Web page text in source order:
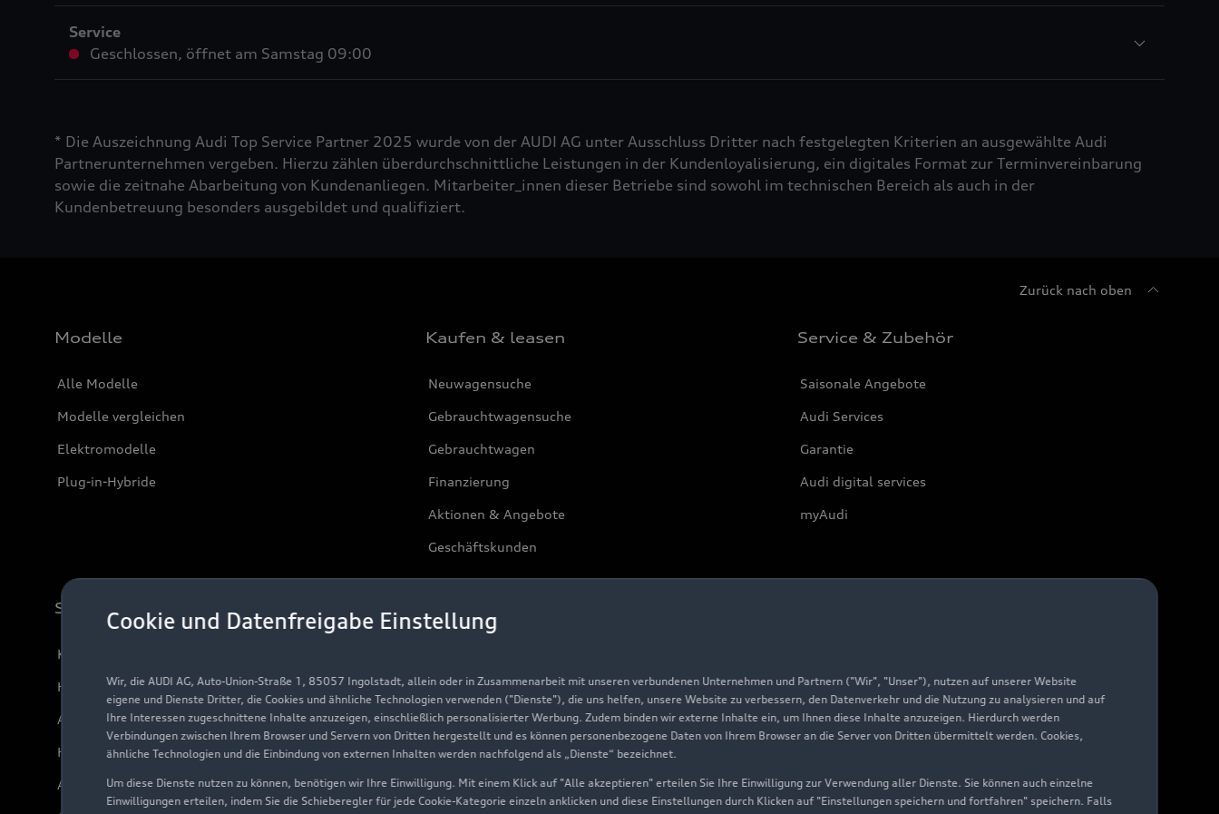
Cookie und Datenfreigabe Einstellung
Wir, die AUDI AG, Auto-Union-Straße 1, 85057 Ingolstadt, allein oder in Zusammenarbeit mit unseren verbundenen Unternehmen und Partnern ("Wir", "Unser"), nutzen auf unserer Website
eigene und Dienste Dritter, die Cookies und ähnliche Technologien verwenden ("Dienste"), die uns helfen, unsere Website zu verbessern, den Datenverkehr und die Nutzung zu analysieren und auf
Ihre Interessen zugeschnittene Inhalte anzuzeigen, einschließlich personalisierter Werbung. Zudem binden wir externe Inhalte ein, um Ihnen diese Inhalte anzuzeigen. Hierdurch werden
Verbindungen zwischen Ihrem Browser und Servern von Dritten hergestellt und es können personenbezogene Daten von Ihrem Browser an die Server von Dritten übermittelt werden. Cookies,
ähnliche Technologien und die Einbindung von externen Inhalten werden nachfolgend als „Dienste“ bezeichnet.
Um diese Dienste nutzen zu können, benötigen wir Ihre Einwilligung. Mit einem Klick auf "Alle akzeptieren" erteilen Sie Ihre Einwilligung zur Verwendung aller Dienste. Sie können auch einzelne
Einwilligungen erteilen, indem Sie die Schieberegler für jede Cookie-Kategorie einzeln anklicken und diese Einstellungen durch Klicken auf "Einstellungen speichern und fortfahren" speichern. Falls
Service
Geschlossen, öffnet am Samstag 09:00
* Die Auszeichnung Audi Top Service Partner 2025 wurde von der AUDI AG unter Ausschluss Dritter nach festgelegten Kriterien an ausgewählte Audi
Partnerunternehmen vergeben. Hierzu zählen überdurchschnittliche Leistungen in der Kundenloyalisierung, ein digitales Format zur Terminvereinbarung
sowie die zeitnahe Abarbeitung von Kundenanliegen. Mitarbeiter_innen dieser Betriebe sind sowohl im technischen Bereich als auch in der
Kundenbetreuung besonders ausgebildet und qualifiziert.
Zurück nach oben
Modelle
Alle Modelle
Modelle vergleichen
Elektromodelle
Plug-in-Hybride
Kaufen & leasen
Neuwagensuche
Gebrauchtwagensuche
Gebrauchtwagen
Finanzierung
Aktionen & Angebote
Geschäftskunden
Service & Zubehör
Saisonale Angebote
Audi Services
Garantie
Audi digital services
myAudi
Support
Kundenservice
Händlersuche
Audi Code
Häufige Fragen (FAQ)
Audi Online Beratung
Über Audi
Karriere
Investor Relations
Presse & Media Center
Datenschutz